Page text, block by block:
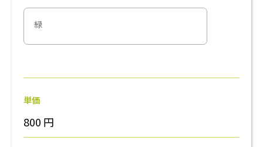
緑
単価
800 円